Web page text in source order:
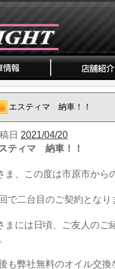
エスティマ 納車！！
日 2021/04/20
ティマ 納車！！
ま、この度は市原市から
で二台目のご契約となり
まには日頃、ご友人のご
も弊社無料のオイル交